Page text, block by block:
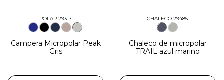
POLAR 29317:
Campera Micropolar Peak
Gris
CHALECO 29485:
Chaleco de micropolar
TRAIL azul marino